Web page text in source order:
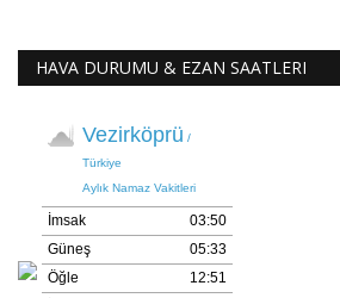
HAVA DURUMU & EZAN SAATLERI